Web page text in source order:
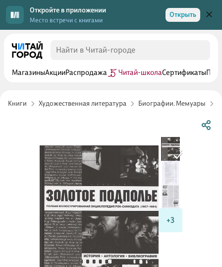
Откройте в приложении
Место встречи с книгами
Открыть
МагазиныАкцииРаспродажа Читай-школаСертификаты
Книги Художественная литература Биографии. Мемуары
+3